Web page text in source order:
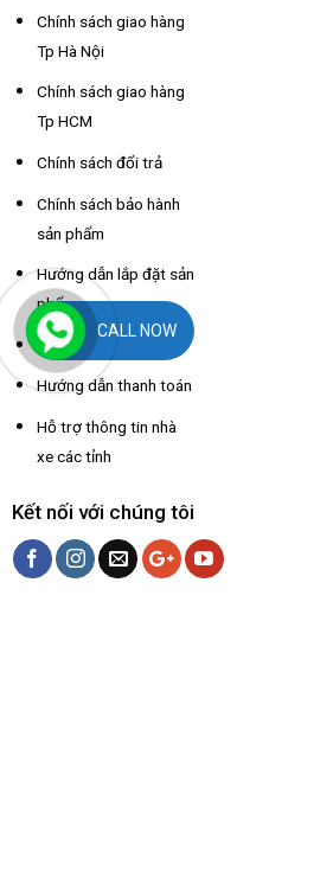
Chính sách giao hàng
Tp Hà Nội
Chính sách giao hàng
Tp HCM
Chính sách đổi trả
Chính sách bảo hành
sản phẩm
Hướng dẫn lắp đặt sản
phẩm
Hướng dẫn mua hàng
Hướng dẫn thanh toán
Hỗ trợ thông tin nhà
xe các tỉnh
Kết nối với chúng tôi
CALL NOW